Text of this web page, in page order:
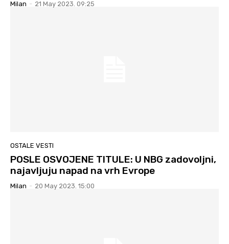
Milan - 21 May 2023. 09:25
OSTALE VESTI
POSLE OSVOJENE TITULE: U NBG zadovoljni,
najavljuju napad na vrh Evrope
Milan - 20 May 2023. 15:00